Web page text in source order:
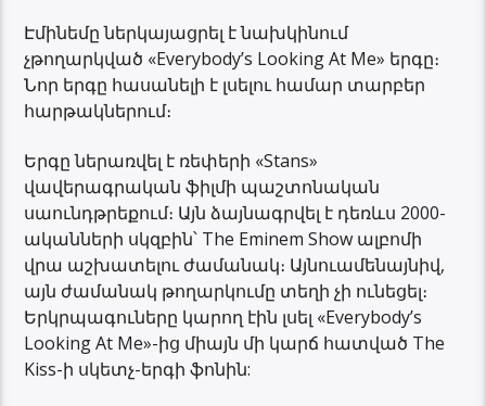
Էմինեմը ներկայացրել է նախկինում
չթողարկված «Everybodyʼs Looking At Me» երգը։
Նոր երգը հասանելի է լսելու համար տարբեր
հարթակներում։
Երգը ներառվել է ռեփերի «Stans»
վավերագրական ֆիլմի պաշտոնական
սաունդթրեքում։ Այն ձայնագրվել է դեռևս 2000-
ականների սկզբին՝ The Eminem Show ալբոմի
վրա աշխատելու ժամանակ։ Այնուամենայնիվ,
այն ժամանակ թողարկումը տեղի չի ունեցել։
Երկրպագուները կարող էին լսել «Everybodyʼs
Looking At Me»-ից միայն մի կարճ հատված The
Kiss-ի սկետչ-երգի ֆոնին: